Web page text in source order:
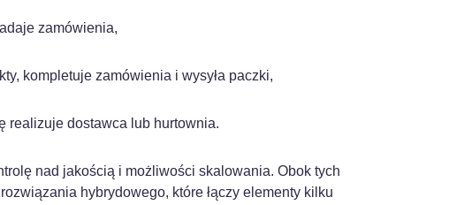
zamówienia,
kompletuje zamówienia i wysyła paczki,
realizuje dostawca lub hurtownia.
nad jakością i możliwości skalowania. Obok tych
hybrydowego, które łączy elementy kilku